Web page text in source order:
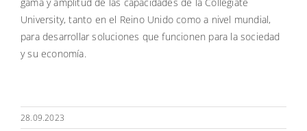
University, tanto en el Reino Unido como a nivel mundial,
para desarrollar soluciones que funcionen para la sociedad
y su economía.
28.09.2023